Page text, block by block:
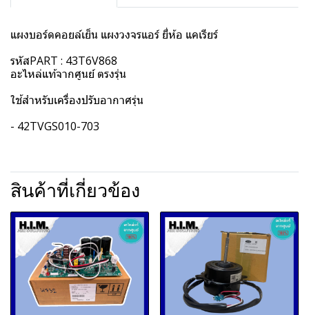
แผงบอร์ดคอยล์เย็น แผงวงจรแอร์ ยี่ห้อ แคเรียร์
รหัสPART : 43T6V868
อะไหล่แท้จากศูนย์ ตรงรุ่น
ใช้สำหรับเครื่องปรับอากาศรุ่น
- 42TVGS010-703
สินค้าที่เกี่ยวข้อง